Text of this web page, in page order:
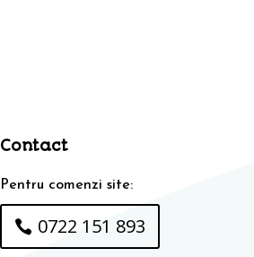
Contact
Pentru comenzi site:
0722 151 893